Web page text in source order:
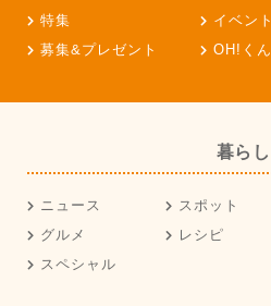
特集
イベント
募集&プレゼント
OH!くん
暮らし
ニュース スポット
グルメ
レシピ
スペシャル